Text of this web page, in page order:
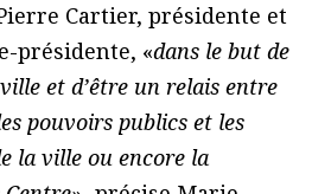
Cartier, présidente et
présidente, «dans le but de
et d’être un relais entre
pouvoirs publics et les
la ville ou encore la